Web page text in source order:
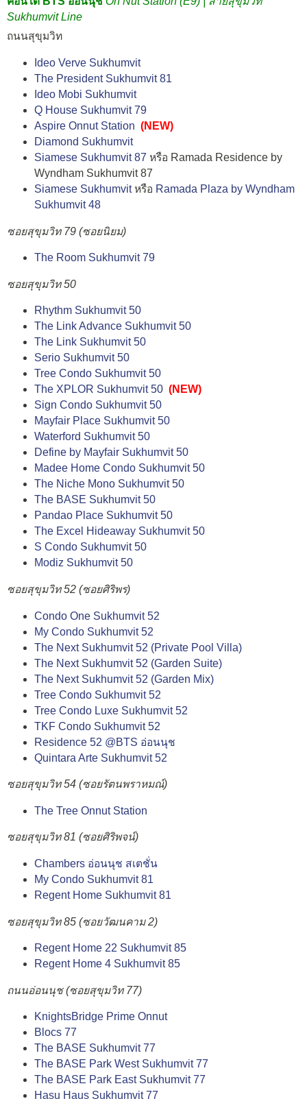
Sukhumvit Line
ถนนสุขุมวิท
Ideo Verve Sukhumvit
The President Sukhumvit 81
Ideo Mobi Sukhumvit
Q House Sukhumvit 79
Aspire Onnut Station (NEW)
Diamond Sukhumvit
Siamese Sukhumvit 87 หรือ Ramada Residence by
Wyndham Sukhumvit 87
Siamese Sukhumvitหรือ Ramada Plaza by Wyndham
Sukhumvit 48
ซอยสุขุมวิท 79 (ซอยนิยม)
The Room Sukhumvit 79
ซอยสุขุมวิท 50
Rhythm Sukhumvit 50
The Link Advance Sukhumvit 50
The Link Sukhumvit 50
Serio Sukhumvit 50
Tree Condo Sukhumvit 50
The XPLOR Sukhumvit 50 (NEW)
Sign Condo Sukhumvit 50
Mayfair Place Sukhumvit 50
Waterford Sukhumvit 50
Define by Mayfair Sukhumvit 50
Madee Home Condo Sukhumvit 50
The Niche Mono Sukhumvit 50
The BASE Sukhumvit 50
Pandao Place Sukhumvit 50
The Excel Hideaway Sukhumvit 50
S Condo Sukhumvit 50
Modiz Sukhumvit 50
ซอยสุขุมวิท 52 (ซอยศิริพร)
Condo One Sukhumvit 52
My Condo Sukhumvit 52
The Next Sukhumvit 52 (Private Pool Villa)
The Next Sukhumvit 52 (Garden Suite)
The Next Sukhumvit 52 (Garden Mix)
Tree Condo Sukhumvit 52
Tree Condo Luxe Sukhumvit 52
TKF Condo Sukhumvit 52
Residence 52 @BTS อ่อนนุช
Quintara Arte Sukhumvit 52
ซอยสุขุมวิท 54 (ซอยรัตนพราหมณ์)
The Tree Onnut Station
ซอยสุขุมวิท 81 (ซอยศิริพจน์)
Chambers อ่อนนุช สเตชั่น
My Condo Sukhumvit 81
Regent Home Sukhumvit 81
ซอยสุขุมวิท 85 (ซอยวัฒนคาม 2)
Regent Home 22 Sukhumvit 85
Regent Home 4 Sukhumvit 85
ถนนอ่อนนุช (ซอยสุขุมวิท 77)
KnightsBridge Prime Onnut
Blocs 77
The BASE Sukhumvit 77
The BASE Park West Sukhumvit 77
The BASE Park East Sukhumvit 77
Hasu Haus Sukhumvit 77